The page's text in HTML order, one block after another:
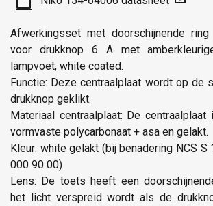
Afwerkingsset met doorschijnende
voor drukknop 6 A met
lampvoet, white coated.
Functie: Deze centraalplaat wordt op de
drukknop geklikt.
Materiaal centraalplaat: De
vormvaste polycarbonaat + asa en gelakt.
Kleur: white gelakt (bij benadering NCS S
000 90 00)
Lens: De toets heeft een
het licht verspreid wordt als de